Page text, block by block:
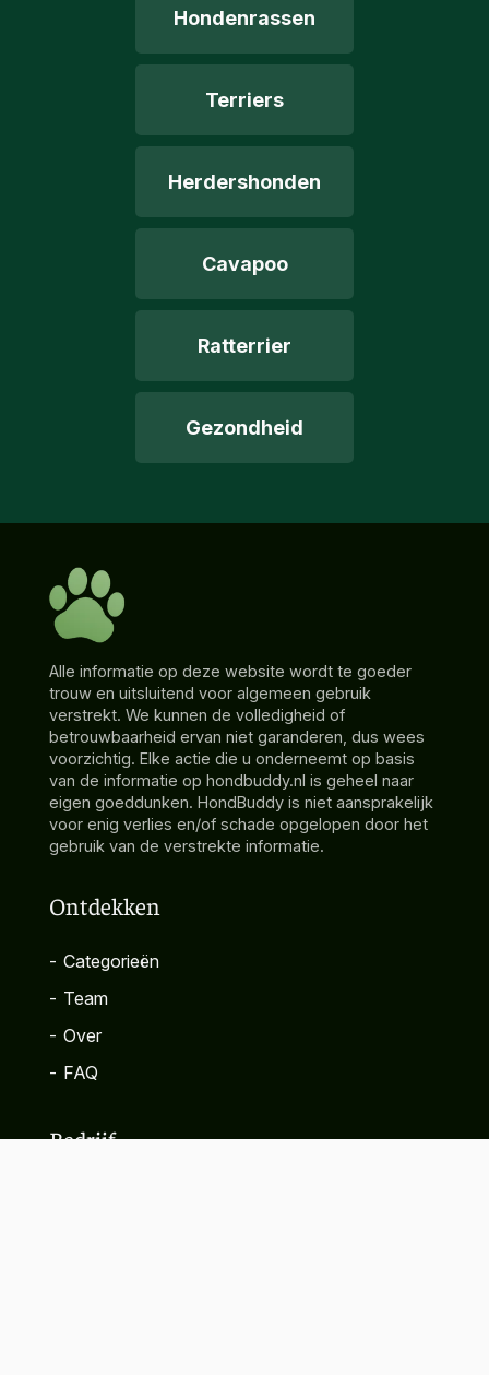
Hondenrassen
Terriers
Herdershonden
Cavapoo
Ratterrier
Gezondheid
Alle informatie op deze website wordt te goeder
trouw en uitsluitend voor algemeen gebruik
verstrekt. We kunnen de volledigheid of
betrouwbaarheid ervan niet garanderen, dus wees
voorzichtig. Elke actie die u onderneemt op basis
van de informatie op hondbuddy.nl is geheel naar
eigen goeddunken. HondBuddy is niet aansprakelijk
voor enig verlies en/of schade opgelopen door het
gebruik van de verstrekte informatie.
Ontdekken
- Categorieën
- Team
- Over
- FAQ
Bedrijf